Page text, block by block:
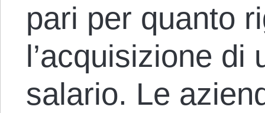
pari per quanto
l’acquisizione di
salario. Le